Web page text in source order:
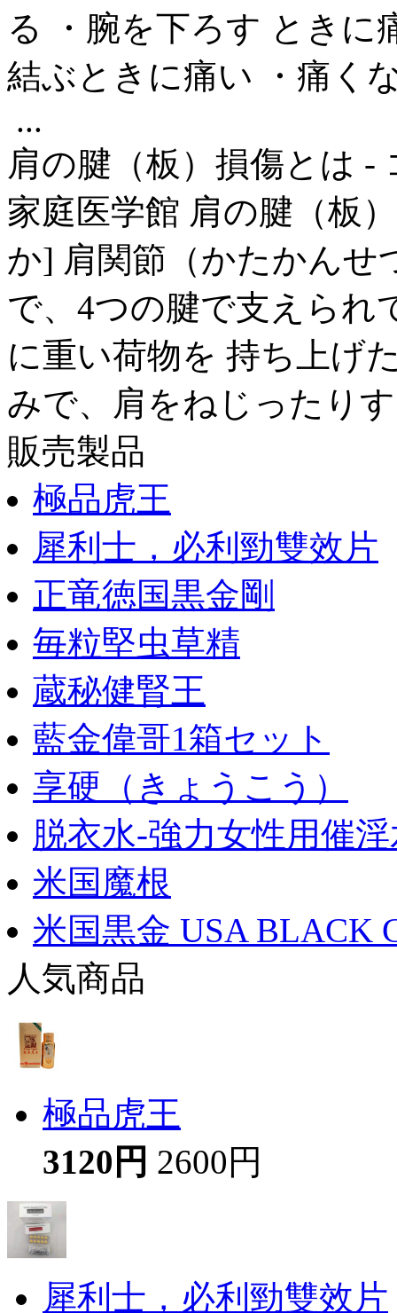
る ・腕を下ろす ときに
結ぶときに痛い ・痛く
...
肩の腱（板）損傷とは -
家庭医学館 肩の腱（板
か] 肩関節（かたかんせ
で、4つの腱で支えられ
に重い荷物を 持ち上げ
みで、肩をねじったり
販売製品
極品虎王
犀利士，必利勁雙效片
正竜徳国黒金剛
毎粒堅虫草精
蔵秘健腎王
藍金偉哥1箱セット
享硬（きょうこう）
脱衣水-強力女性用催
米国魔根
米国黒金 USA BLACK
人気商品
極品虎王
3120円 2600円
犀利士，必利勁雙效片